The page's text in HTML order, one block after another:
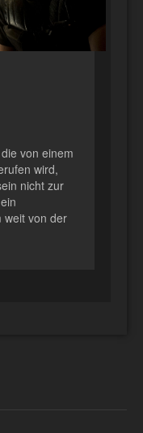
von einem
wird,
nicht zur
weit von der